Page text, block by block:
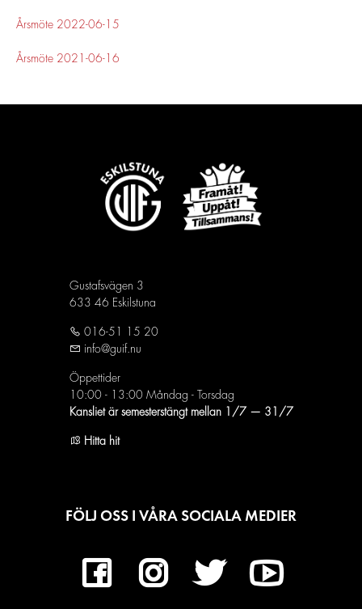
Årsmöte 2022-06-15
Årsmöte 2021-06-16
Gustafsvägen 3
633 46 Eskilstuna
016-51 15 20
info@guif.nu
Öppettider
10:00 - 13:00 Måndag - Torsdag
Kansliet är semesterstängt mellan 1/7 — 31/7
Hitta hit
FÖLJ OSS I VÅRA SOCIALA MEDIER